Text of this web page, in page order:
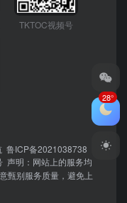
TKTOC视频号
鲁ICP备2021038738
声明：网站上的服务均
甄别服务质量，避免上
28°